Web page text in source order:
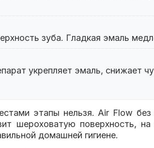
зуба. Гладкая эмаль
укрепляет эмаль, снижает
этапы нельзя. Air Flow без
шероховатую поверхность,
домашней гигиене.